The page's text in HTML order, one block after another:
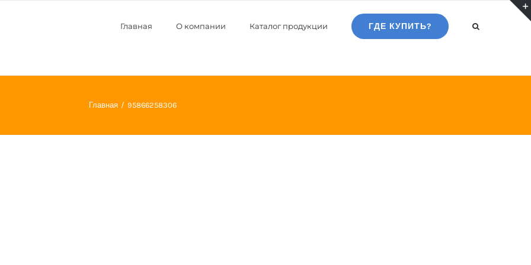
Главная О компании Каталог продукции ГДЕ КУПИТЬ?
Главная 95866258306